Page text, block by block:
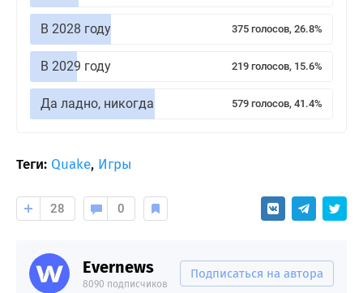
В 2028 году 375 голосов, 26.8%
В 2029 году 219 голосов, 15.6%
Да ладно, никогда 579 голосов, 41.4%
Теги: Quake, Игры
28 0
Evernews
8090 подписчиков
Подписаться на автора